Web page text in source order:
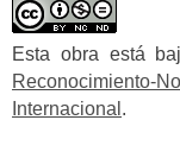
Esta obra está
Internacional .